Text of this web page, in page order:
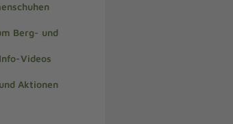
Berg- und
Videos
Aktionen